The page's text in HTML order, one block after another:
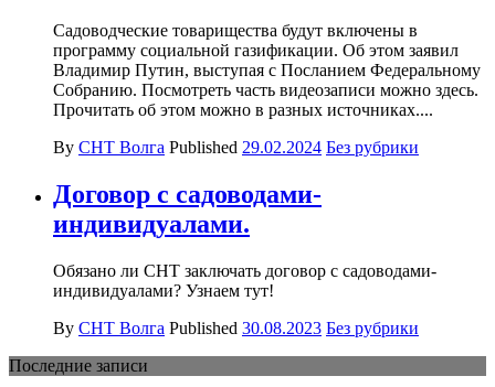
Садоводческие товарищества будут включены в
программу социальной газификации. Об этом заявил
Владимир Путин, выступая с Посланием Федеральному
Собранию. Посмотреть часть видеозаписи можно здесь.
Прочитать об этом можно в разных источниках....
By СНТ Волга Published 29.02.2024 Без рубрики
Договор с садоводами-
индивидуалами.
Обязано ли СНТ заключать договор с садоводами-
индивидуалами? Узнаем тут!
By СНТ Волга Published 30.08.2023 Без рубрики
Последние записи